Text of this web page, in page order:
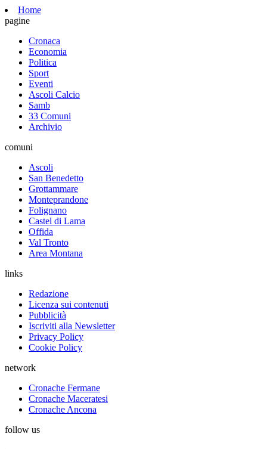
Home
pagine
Cronaca
Economia
Politica
Sport
Eventi
Ascoli Calcio
Samb
33 Comuni
Archivio
comuni
Ascoli
San Benedetto
Grottammare
Monteprandone
Folignano
Castel di Lama
Offida
Val Tronto
Area Montana
links
Redazione
Licenza sui contenuti
Pubblicità
Iscriviti alla Newsletter
Privacy Policy
Cookie Policy
network
Cronache Fermane
Cronache Maceratesi
Cronache Ancona
follow us